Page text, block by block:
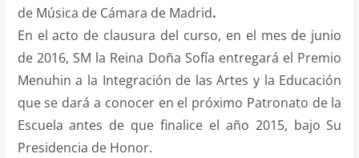
de Música de Cámara de Madrid.
En el acto de clausura del curso, en el mes de junio
de 2016, SM la Reina Doña Sofía entregará el Premio
Menuhin a la Integración de las Artes y la Educación
que se dará a conocer en el próximo Patronato de la
Escuela antes de que finalice el año 2015, bajo Su
Presidencia de Honor.